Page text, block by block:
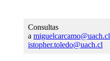
Consultas
a miguelcarcamo@uach.cl
istopher.toledo@uach.cl